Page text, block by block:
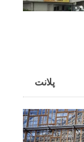
پلانت